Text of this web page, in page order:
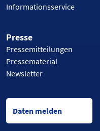
Informationsservice
Presse
Pressemitteilungen
Pressematerial
Newsletter
Daten melden